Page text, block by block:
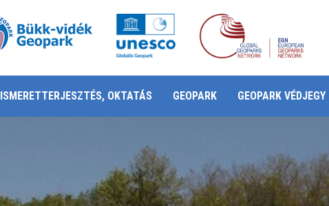
ISMERETTERJESZTÉS, OKTATÁS GEOPARK GEOPARK VÉDJEGY